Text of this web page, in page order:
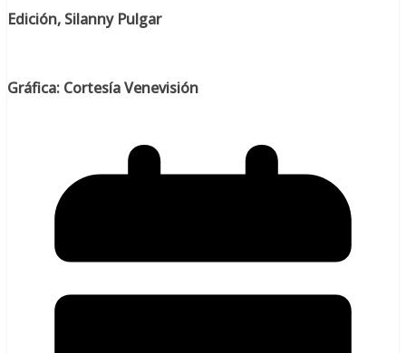
Edición, Silanny Pulgar
Gráfica: Cortesía Venevisión